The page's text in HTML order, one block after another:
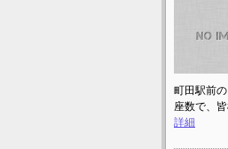
町田駅前
座数で、
詳細